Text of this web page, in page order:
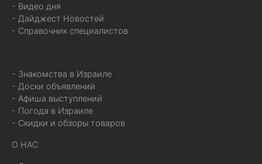
- Видео дня
- Дайджест Новостей
- Справочник специалистов
- Знакомства в Израиле
- Доски объявлений
- Афиша выступлений
- Погода в Израиле
- Скидки и обзоры товаров
О НАС